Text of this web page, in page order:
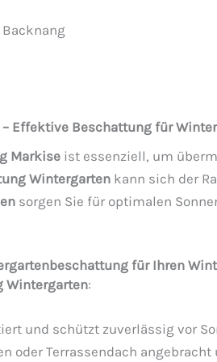
Effektive Beschattung für
Markise ist essenziell, um
Wintergarten kann sich der
sorgen Sie für optimalen
für Ihren
Wintergarten:
und schützt zuverlässig vor
oder Terrassendach